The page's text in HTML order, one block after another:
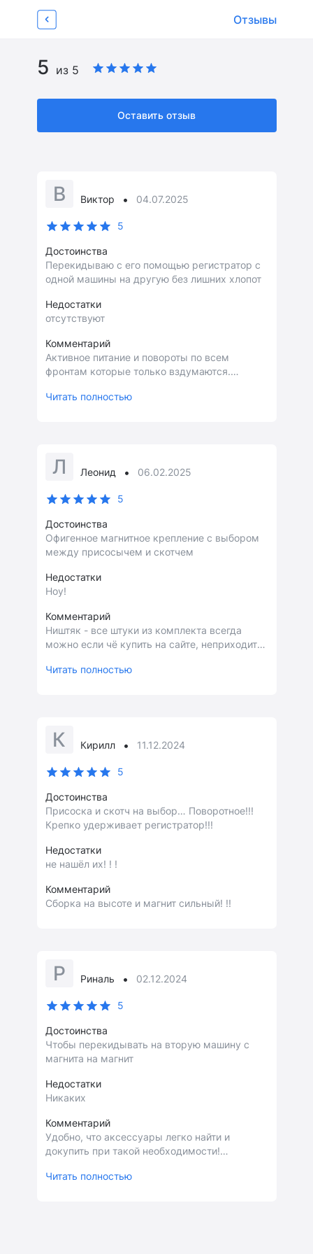
Об устройстве Видеообзоры
Отзывы
5 из 5
Оставить отзыв
В Виктор • 04.07.2025
5
Достоинства
Перекидываю с его помощью регистратор с
одной машины на другую без лишних хлопот
Недостатки
отсутствуют
Комментарий
Активное питание и повороты по всем
фронтам которые только вздумаются.
что у меня стоит из комплекта
Читать полностью
Л Леонид • 06.02.2025
5
Достоинства
Офигенное магнитное крепление с выбором
между присосычем и скотчем
Недостатки
Ноу!
Комментарий
Ништяк - все штуки из комплекта всегда
можно если чё купить на сайте, неприходится
доставка как всегда на пять баллов!
Читать полностью
К Кирилл • 11.12.2024
5
Достоинства
Присоска и скотч на выбор… Поворотное!!!
Крепко удерживает регистратор!!!
Недостатки
не нашёл их! ! !
Комментарий
Сборка на высоте и магнит сильный! !!
Р Риналь • 02.12.2024
5
Достоинства
Чтобы перекидывать на вторую машину с
магнита на магнит
Недостатки
Никаких
Комментарий
Удобно, что аксессуары легко найти и
докупить при такой необходимости!
Читать полностью